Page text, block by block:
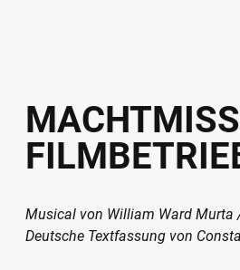
Musical von William Ward
Deutsche Textfassung von